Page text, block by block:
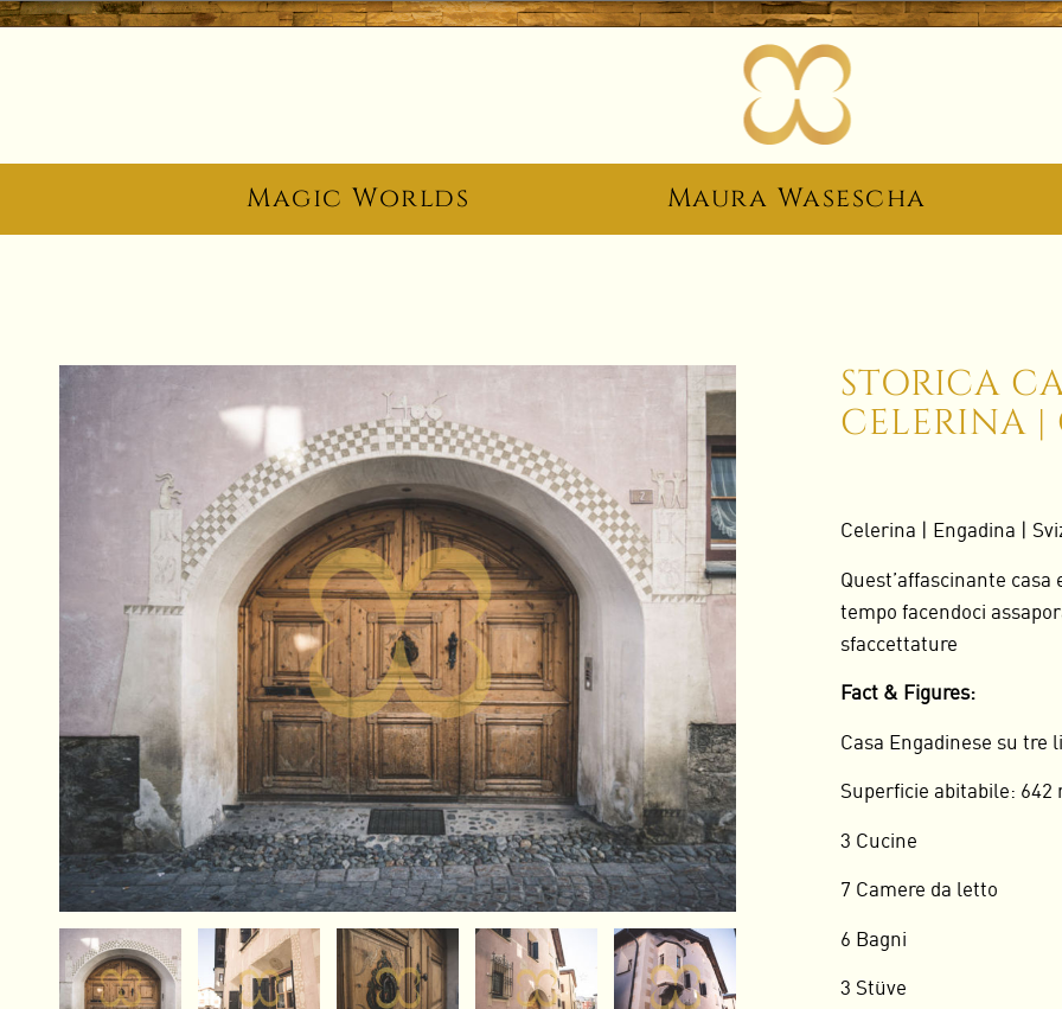
Magic Worlds Maura Wasescha
STORICA
CELERINA |
Celerina | Engadina |
Quest’affascinante
tempo facendoci
sfaccettature
Fact & Figures:
Casa Engadinese su tre
Superficie abitabile: 642
3 Cucine
7 Camere da letto
6 Bagni
3 Stüve